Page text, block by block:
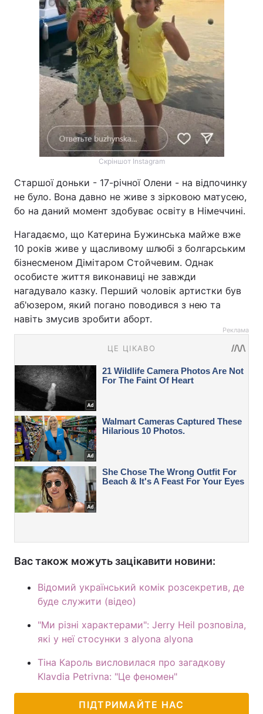
Скріншот Instagram
Старшої доньки - 17-річної Олени - на відпочинку
не було. Вона давно не живе з зірковою матусею,
бо на даний момент здобуває освіту в Німеччині.
Нагадаємо, що Катерина Бужинська майже вже
10 років живе у щасливому шлюбі з болгарським
бізнесменом Дімітаром Стойчевим. Однак
особисте життя виконавиці не завжди
нагадувало казку. Перший чоловік артистки був
аб'юзером, який погано поводився з нею та
навіть змусив зробити аборт.
Реклама
Вас також можуть зацікавити новини:
Відомий український комік розсекретив, де
буде служити (відео)
"Ми різні характерами": Jerry Heil розповіла,
які у неї стосунки з alyona alyona
Тіна Кароль висловилася про загадкову
Klavdia Petrivna: "Це феномен"
ПІДТРИМАЙТЕ НАС